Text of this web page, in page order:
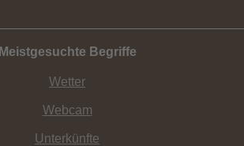
Meistgesuchte Begriffe
Wetter
Webcam
Unterkünfte